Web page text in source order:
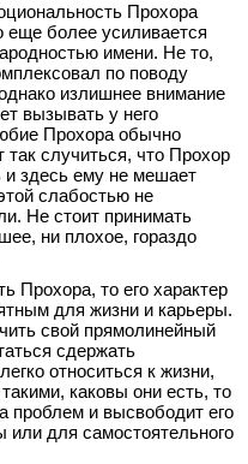
Прохора
еще более усиливается
имени. Не то,
по поводу
излишнее внимание
вызывать у него
Прохора обычно
случиться, что Прохор
здесь ему не мешает
слабостью не
Не стоит принимать
ни плохое, гораздо
Прохора, то его характер
для жизни и карьеры.
свой прямолинейный
сдержать
относиться к жизни,
каковы они есть, то
проблем и высвободит его
или для самостоятельного